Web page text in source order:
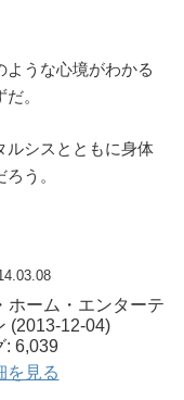
ような心境がわかる
。
ルシスとともに身体
う。
ホーム・エンターテ
(2013-12-04)
: 6,039
を見る